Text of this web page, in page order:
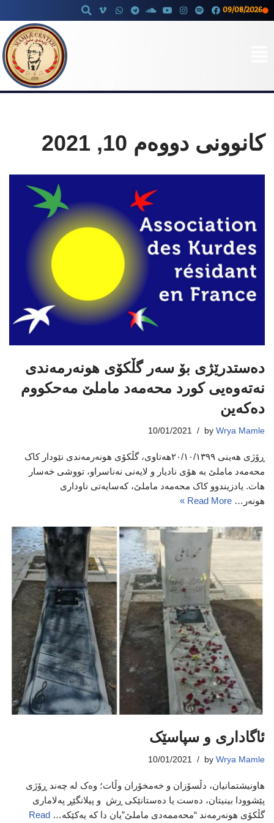
09/08/2026
کانوونی دووەم 10, 2021
دەستدرێژی بۆ سەر گڵکۆی هونەرمەندی
نەتەوەیی کورد محەمەد ماملێ مەحکووم
دەکەین
by Wrya Mamle
10/01/2021
ڕۆژی هەینی ٢٠/١٠/١٣٩٩هەتاوی، گڵکۆی هونەرمەندی نێودار کاک
محەمەد ماملێ بە هۆی نادیار و لایەنی نەناسراو، تووشی خەسار
هات. یادزیندوو کاک محەمەد ماملێ، کەسایەتی ناوداری
هونەر… Read More »
ئاگاداری و سپاسێک
by Wrya Mamle
10/01/2021
هاونیشتمانیان، دڵسۆزان و خەمخۆران وڵات؛ وەک لە چەند ڕۆژی
پێشوودا بینیتان، دەست یا دەستانێکی ڕش و پیلانگێڕ پەلاماری
گڵکۆی هونەرمەند “محەممەدی ماملێ”یان دا کە یەکێکە… Read